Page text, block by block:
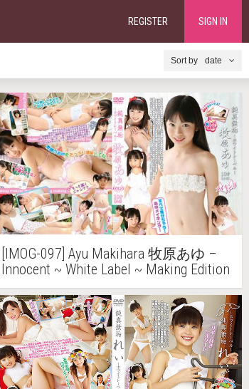
REGISTER SIGN IN
date
[IMOG-097] Ayu Makihara 牧原あゆ –
Innocent ~ White Label ~ Making Edition
Ayu Makihara 純真無垢 ～ホワイトレ
ーベル～ メイキング編 牧原あゆ